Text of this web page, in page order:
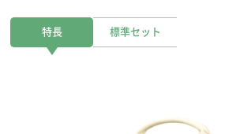
特長 標準セット